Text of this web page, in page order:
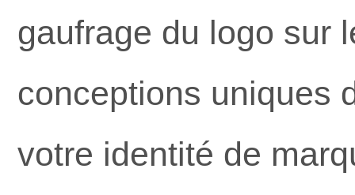
gaufrage du logo sur
conceptions uniques
votre identité de